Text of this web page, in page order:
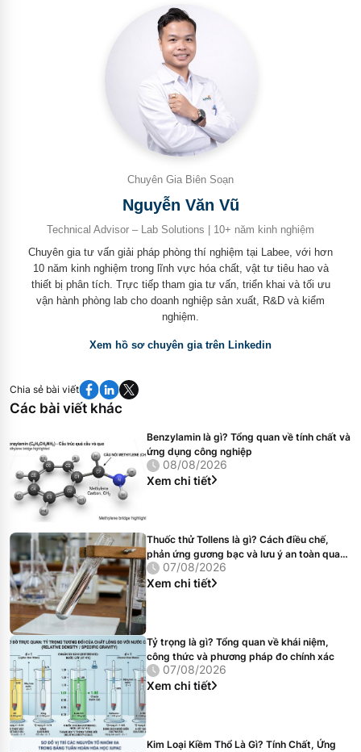
Chuyên Gia Biên Soạn
Nguyễn Văn Vũ
Technical Advisor – Lab Solutions | 10+ năm kinh nghiệm
Chuyên gia tư vấn giải pháp phòng thí nghiệm tại Labee, với hơn
10 năm kinh nghiệm trong lĩnh vực hóa chất, vật tư tiêu hao và
thiết bị phân tích. Trực tiếp tham gia tư vấn, triển khai và tối ưu
vận hành phòng lab cho doanh nghiệp sản xuất, R&D và kiểm
nghiệm.
Xem hồ sơ chuyên gia trên Linkedin
Chia sẻ bài viết
Các bài viết khác
Benzylamin là gì? Tổng quan về tính chất và
ứng dụng công nghiệp
08/08/2026
Xem chi tiết
Thuốc thử Tollens là gì? Cách điều chế,
phản ứng gương bạc và lưu ý an toàn quan
trọng07/08/2026
Xem chi tiết
Tỷ trọng là gì? Tổng quan về khái niệm,
công thức và phương pháp đo chính xác
07/08/2026
Xem chi tiết
Kim Loại Kiềm Thổ Là Gì? Tính Chất, Ứng